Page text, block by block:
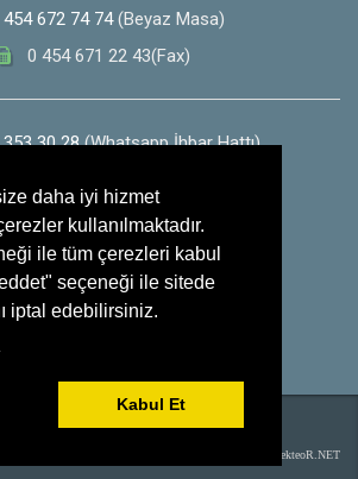
daha iyi hizmet
kullanılmaktadır.
ile tüm çerezleri kabul
seçeneği ile sitede
iptal edebilirsiniz.
Kabul Et
454 672 74 74(Beyaz Masa)
0 454 671 22 43(Fax)
353 30 28(Whatsapp İhbar Hattı)
Sosyal Medya
Saklıdır. Yağlıdere Belediyesi - 2017
SekteoR.NET